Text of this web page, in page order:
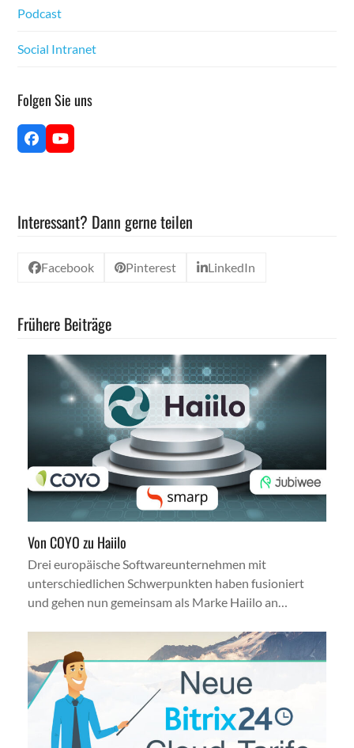
Pod­cast
Social Intranet
Fol­gen Sie uns
Face­
book
YouTube
Interessant? Dann gerne teilen
Facebook Pinterest LinkedIn
Frühere Beiträge
Von COYO zu Haiilo
Drei europäische Softwareunternehmen mit
unterschiedlichen Schwerpunkten haben fusioniert
und gehen nun gemeinsam als Marke Haiilo an…